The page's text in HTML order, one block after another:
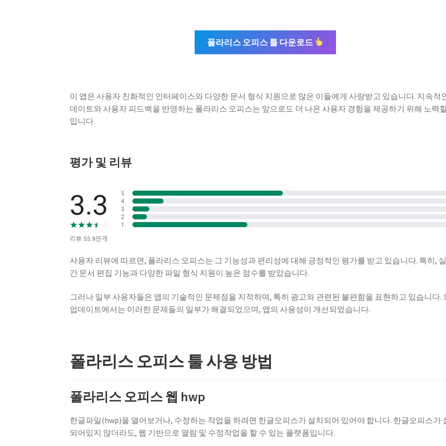
폴라리스 오피스 툴 다운로드
이 앱은 사용자 친화적인 인터페이스와 다양한 문서 형식 지원으로 많은 이들에게 사랑받고 있습니다. 지속적
데이트와 사용자 피드백을 반영하는 폴라리스 오피스는 앞으로도 더 나은 사용자 경험을 제공하기 위해 노력
입니다.
평가 및 리뷰
사용자 리뷰에 따르면, 폴라리스 오피스는 그 기능성과 편리성에 대해 긍정적인 평가를 받고 있습니다. 특히,
간 문서 편집 기능과 다양한 파일 형식 지원이 높은 점수를 받았습니다.
그러나 일부 사용자들은 앱의 기술적인 문제점을 지적하며, 특히 광고와 관련된 불편함을 표현하고 있습니다.
업데이트에서는 이러한 문제들의 일부가 해결되었으며, 앱의 사용성이 개선되었습니다.
폴라리스 오피스 툴 사용 방법
폴라리스 오피스 웹 hwp
한글파일(hwp)을 열어보거나, 수정하는 작업을 하려면 한글오피스가 설치되어 있어야 합니다. 한글오피스가
되어있지 않더라도, 웹 기반으로 열람 및 수정작업을 할 수 있는 플랫폼입니다.